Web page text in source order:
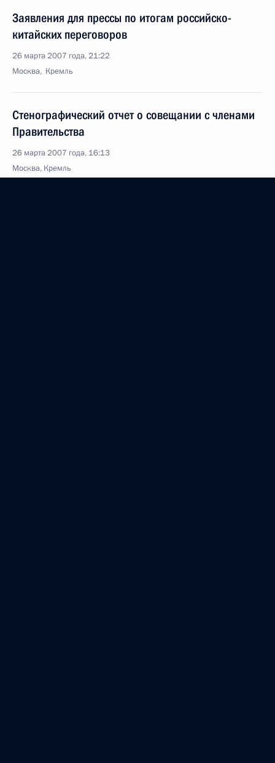
Заявления для прессы по итогам российско-
китайских переговоров
26 марта 2007 года, 21:22
Москва, Кремль
Стенографический отчет о совещании с членами
Правительства
26 марта 2007 года, 16:13
Москва, Кремль